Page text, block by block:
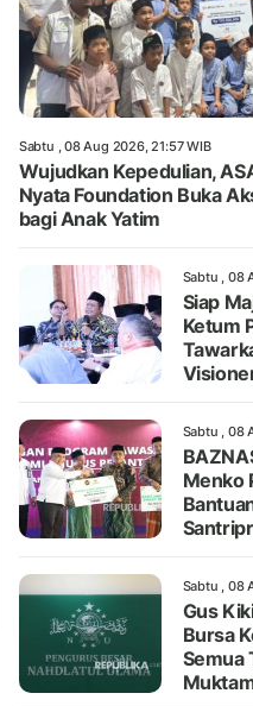
Sabtu , 08 Aug 2026, 21:57 WIB
Wujudkan Kepedulian,
Nyata Foundation Buka
bagi Anak Yatim
Sabtu , 08
Siap
Ketum
Sabtu , 08
Menko
Sabtu , 08
Gus
Bursa
Semua